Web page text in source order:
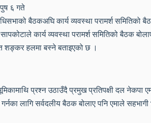
६ गते
बैठकअघि कार्य व्यवस्था परामर्श
कार्य व्यवस्था परामर्श समितिको बैठक
शङ्कर हलमा बस्ने बताइएको छ ।
प्रश्न उठाउँदै प्रमुख प्रतिपक्षी दल
लागि सर्वदलीय बैठक बोलाए पनि एमाले